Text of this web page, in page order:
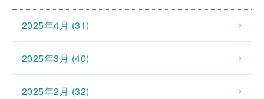
2025年4月 (31)
2025年3月 (40)
2025年2月 (32)